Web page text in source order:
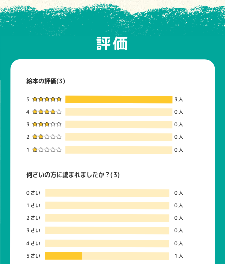
評価
絵本の評価(3)
5 3人
4 0人
3 0人
2 0人
1 0人
何さいの方に読まれましたか？(3)
0さい 0人
1さい 0人
2さい 0人
3さい 0人
4さい 0人
5さい 1人